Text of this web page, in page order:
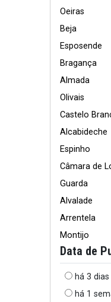
Oeiras
Beja
Esposende
Bragança
Almada
Olivais
Castelo
Alcabideche
Espinho
Câmara de
Guarda
Alvalade
Arrentela
Montijo
Data de
há 3 dias
há 1